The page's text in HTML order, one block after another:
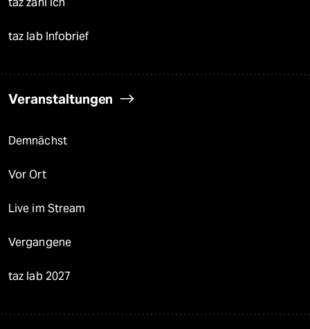
taz zahl ich
taz lab Infobrief
Veranstaltungen
Demnächst
Vor Ort
Live im Stream
Vergangene
taz lab 2027